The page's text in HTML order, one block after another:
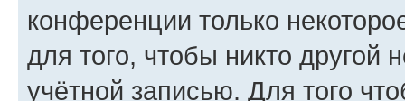
конференции только
для того, чтобы никто другой
учётной записью. Для того